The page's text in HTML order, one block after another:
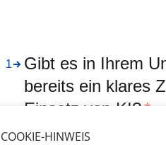
COOKIE-HINWEIS